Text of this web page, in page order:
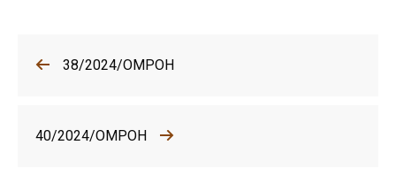
38/2024/OMPOH
40/2024/OMPOH